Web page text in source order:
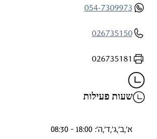
054-7309973
026735150
026735181
שעות פעילות
א',ב',ג',ד',ה': 18:00 - 08:30